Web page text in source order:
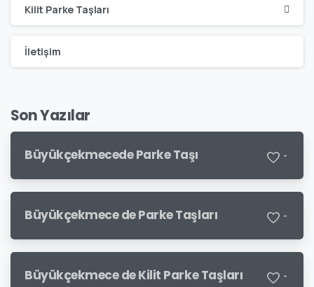
Kilit Parke Taşları
İletişim
Son Yazılar
Büyükçekmecede Parke Taşı -
Büyükçekmece de Parke Taşları -
Büyükçekmece de Kilit Parke Taşları -